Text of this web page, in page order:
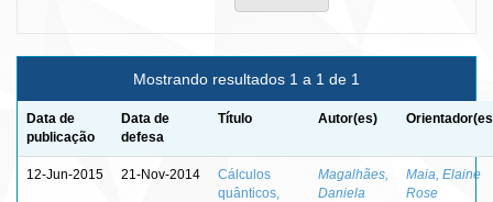
Mostrando resultados 1 a 1 de 1
Data de
publicação
Data de
defesa
Título Autor(es)
12-Jun-2015 21-Nov-2014
Cálculos
quânticos,
Magalhães,
Daniela
Maia, Elaine
Rose